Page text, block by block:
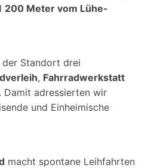
200 Meter vom Lühe-
Standort drei
, Fahrradwerkstatt
. Damit adressierten wir
und Einheimische
macht spontane Leihfahrten